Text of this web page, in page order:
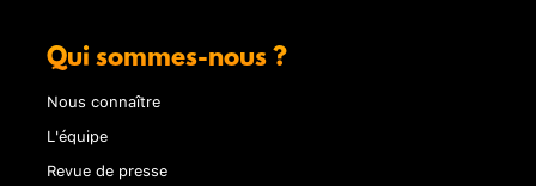
Qui sommes-nous ?
Nous connaître
L'équipe
Revue de presse